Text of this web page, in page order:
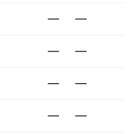
— —
— —
— —
— —